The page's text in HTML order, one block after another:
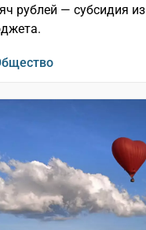
рублей — субсидия из